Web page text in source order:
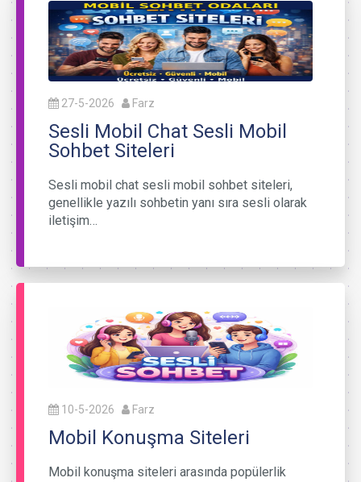
27-5-2026 Farz
Sesli Mobil Chat Sesli Mobil
Sohbet Siteleri
Sesli mobil chat sesli mobil sohbet siteleri,
genellikle yazılı sohbetin yanı sıra sesli olarak
iletişim…
10-5-2026 Farz
Mobil Konuşma Siteleri
Mobil konuşma siteleri arasında popülerlik